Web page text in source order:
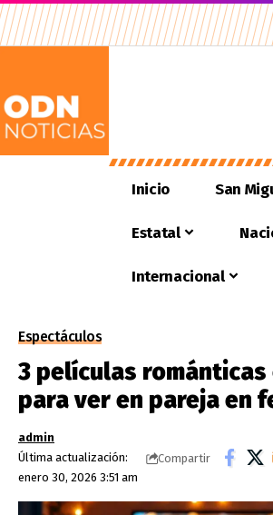
Inicio San
Estatal
Internacional
Espectáculos
3 películas
para ver en pareja en
Última actualización:
enero 30, 2026 3:51 am
admin
Compartir